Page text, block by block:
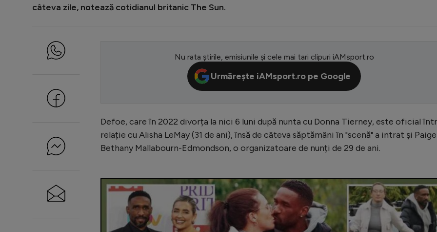
câteva zile, notează cotidianul britanic The Sun.
Nu rata știrile, emisiunile și cele mai tari clipuri iAMsport.ro
Urmărește iAMsport.ro pe Google
Defoe, care în 2022 divorța la nici 6 luni după nunta cu Donna Tierney, este oficial
relație cu Alisha LeMay (31 de ani), însă de câteva săptămâni în "scenă" a intrat și Paige
Bethany Mallabourn-Edmondson, o organizatoare de nunți de 29 de ani.